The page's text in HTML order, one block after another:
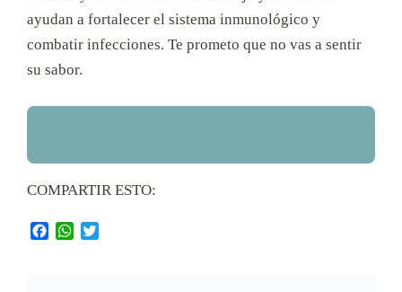
ayudan a fortalecer el sistema inmunológico y
combatir infecciones. Te prometo que no vas a sentir
su sabor.
COMPARTIR ESTO: